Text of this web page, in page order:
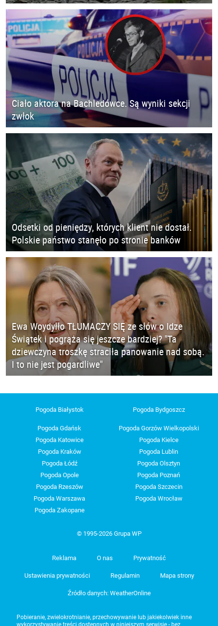
Ciało aktora na Bachledówce. Są wyniki sekcji
zwłok
Odsetki od pieniędzy, których klient nie dostał.
Polskie państwo stanęło po stronie banków
Ewa Woydyłło TŁUMACZY SIĘ ze słów o Idze
Świątek i pogrąża się jeszcze bardziej? "Ta
dziewczyna troszkę straciła panowanie nad sobą.
I to nie jest pogardliwe"
Pogoda Białystok Pogoda Bydgoszcz
Pogoda Gdańsk
Pogoda Gorzów Wielkopolski
Pogoda Katowice
Pogoda Kielce
Pogoda Kraków
Pogoda Lublin
Pogoda Łódź
Pogoda Olsztyn
Pogoda Opole
Pogoda Poznań
Pogoda Rzeszów
Pogoda Szczecin
Pogoda Warszawa
Pogoda Wrocław
Pogoda Zakopane
© 1995-2026 Grupa WP
Reklama O nas Prywatność
Ustawienia prywatności Regulamin Mapa strony
Źródło danych: WeatherOnline
Pobieranie, zwielokrotnianie, przechowywanie lub jakiekolwiek inne
wykorzystywanie treści dostępnych w niniejszym serwisie - bez